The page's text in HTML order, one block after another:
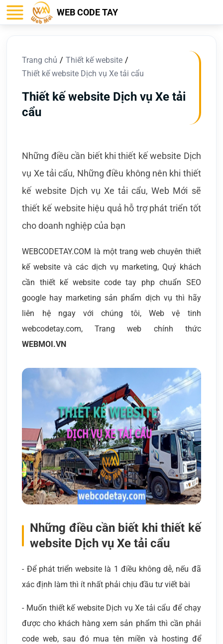
WEB CODE TAY
Trang chủ
Thiết kế website
Thiết kế website Dịch vụ Xe tải cẩu
Thiết kế website Dịch vụ Xe tải
cẩu
Những điều cần biết khi thiết kế website Dịch
vụ Xe tải cẩu, Những điều không nên khi thiết
kế website Dịch vụ Xe tải cẩu, Web Mới sẽ
thiết kế website hiệu quả hỗ trợ phát triển tốt
cho doanh nghiệp của bạn
WEBCODETAY.COM là một trang web chuyên thiết
kế website và các dịch vụ marketing, Quý khách
cần thiết kế website code tay php chuẩn SEO
google hay marketing sản phẩm dịch vụ thì hãy
liên hệ ngay với chúng tôi, Web vệ tinh
webcodetay.com, Trang web chính thức
WEBMOI.VN
Những điều cần biết khi thiết kế
website Dịch vụ Xe tải cẩu
- Để phát triển website là 1 điều không dễ, nếu đã
xác định làm thì ít nhất phải chịu đầu tư viết bài
- Muốn thiết kế website Dịch vụ Xe tải cẩu để chạy
được cho khách hàng xem sản phẩm thì cần phải
code web, sau đó mua tên miền và hosting để